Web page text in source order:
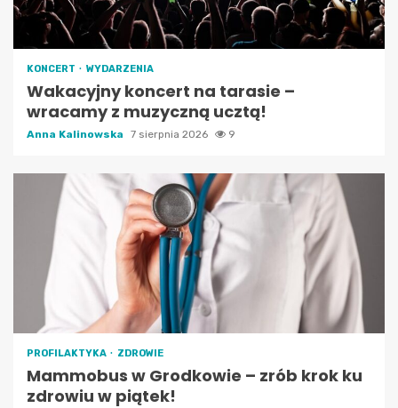
KONCERT WYDARZENIA
Wakacyjny koncert na tarasie –
wracamy z muzyczną ucztą!
Anna Kalinowska 7 sierpnia 2026 9
PROFILAKTYKA ZDROWIE
Mammobus w Grodkowie – zrób krok ku
zdrowiu w piątek!